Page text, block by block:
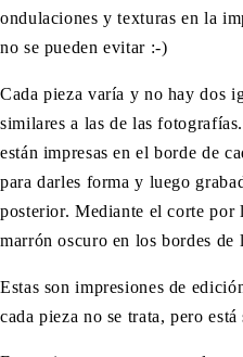
ondulaciones y texturas en la
no se pueden evitar :-)
Cada pieza varía y no hay dos
similares a las de las
están impresas en el borde de
para darles forma y luego
posterior. Mediante el corte por
marrón oscuro en los bordes de
Estas son impresiones de
cada pieza no se trata, pero está